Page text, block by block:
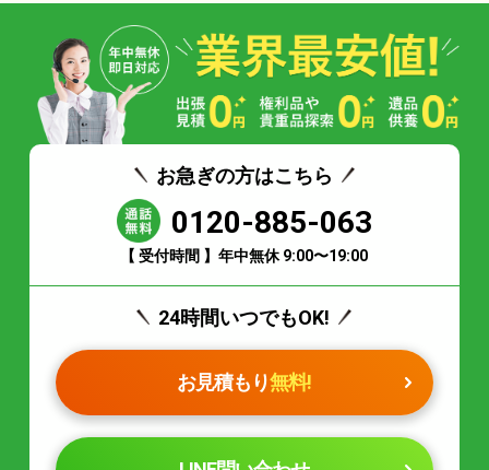
お急ぎの方はこちら
0120-885-063
【 受付時間 】年中無休 9:00〜19:00
24時間いつでもOK!
お見積もり無料!